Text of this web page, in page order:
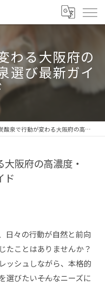
わる大阪府の
選び最新ガイ
酸泉で行動が変わる大阪府の高濃度・天然温泉選び最新ガイド
阪府の高濃度・
ド
日々の行動が自然と前向
たことはありませんか？
ッシュしながら、本格的
びたい――そんなニーズに